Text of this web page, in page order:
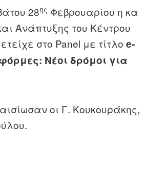
28ης Φεβρουαρίου η κα
Ανάπτυξης του Κέντρου
στο Panel με τίτλοe-
Νέοι δρόμοι για
οι Γ. Κουκουράκης,